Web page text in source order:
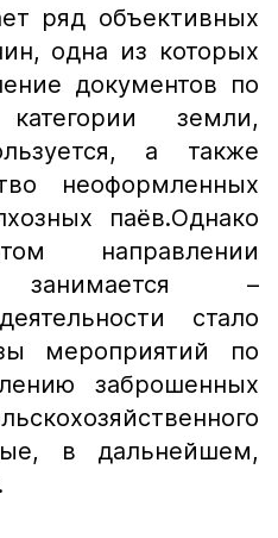
ряд объективных
одна из которых
документов по
земли,
а также
неоформленных
паёв.Однако
направлении
занимается –
стало
мероприятий по
заброшенных
в дальнейшем,